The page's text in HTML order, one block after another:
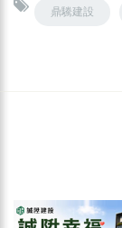
鼎驣建設